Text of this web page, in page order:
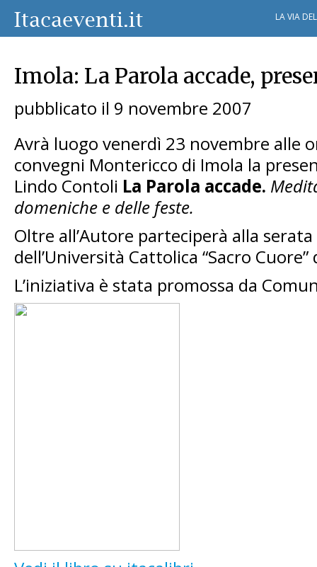
LA VIA
Imola: La Parola accade,
pubblicato il 9 novembre 2007
Avrà luogo venerdì 23 novembre alle
convegni Montericco di Imola la
Lindo Contoli La Parola accade.
domeniche e delle feste.
Oltre all’Autore parteciperà alla
dell’Università Cattolica “Sacro
L’iniziativa è stata promossa da